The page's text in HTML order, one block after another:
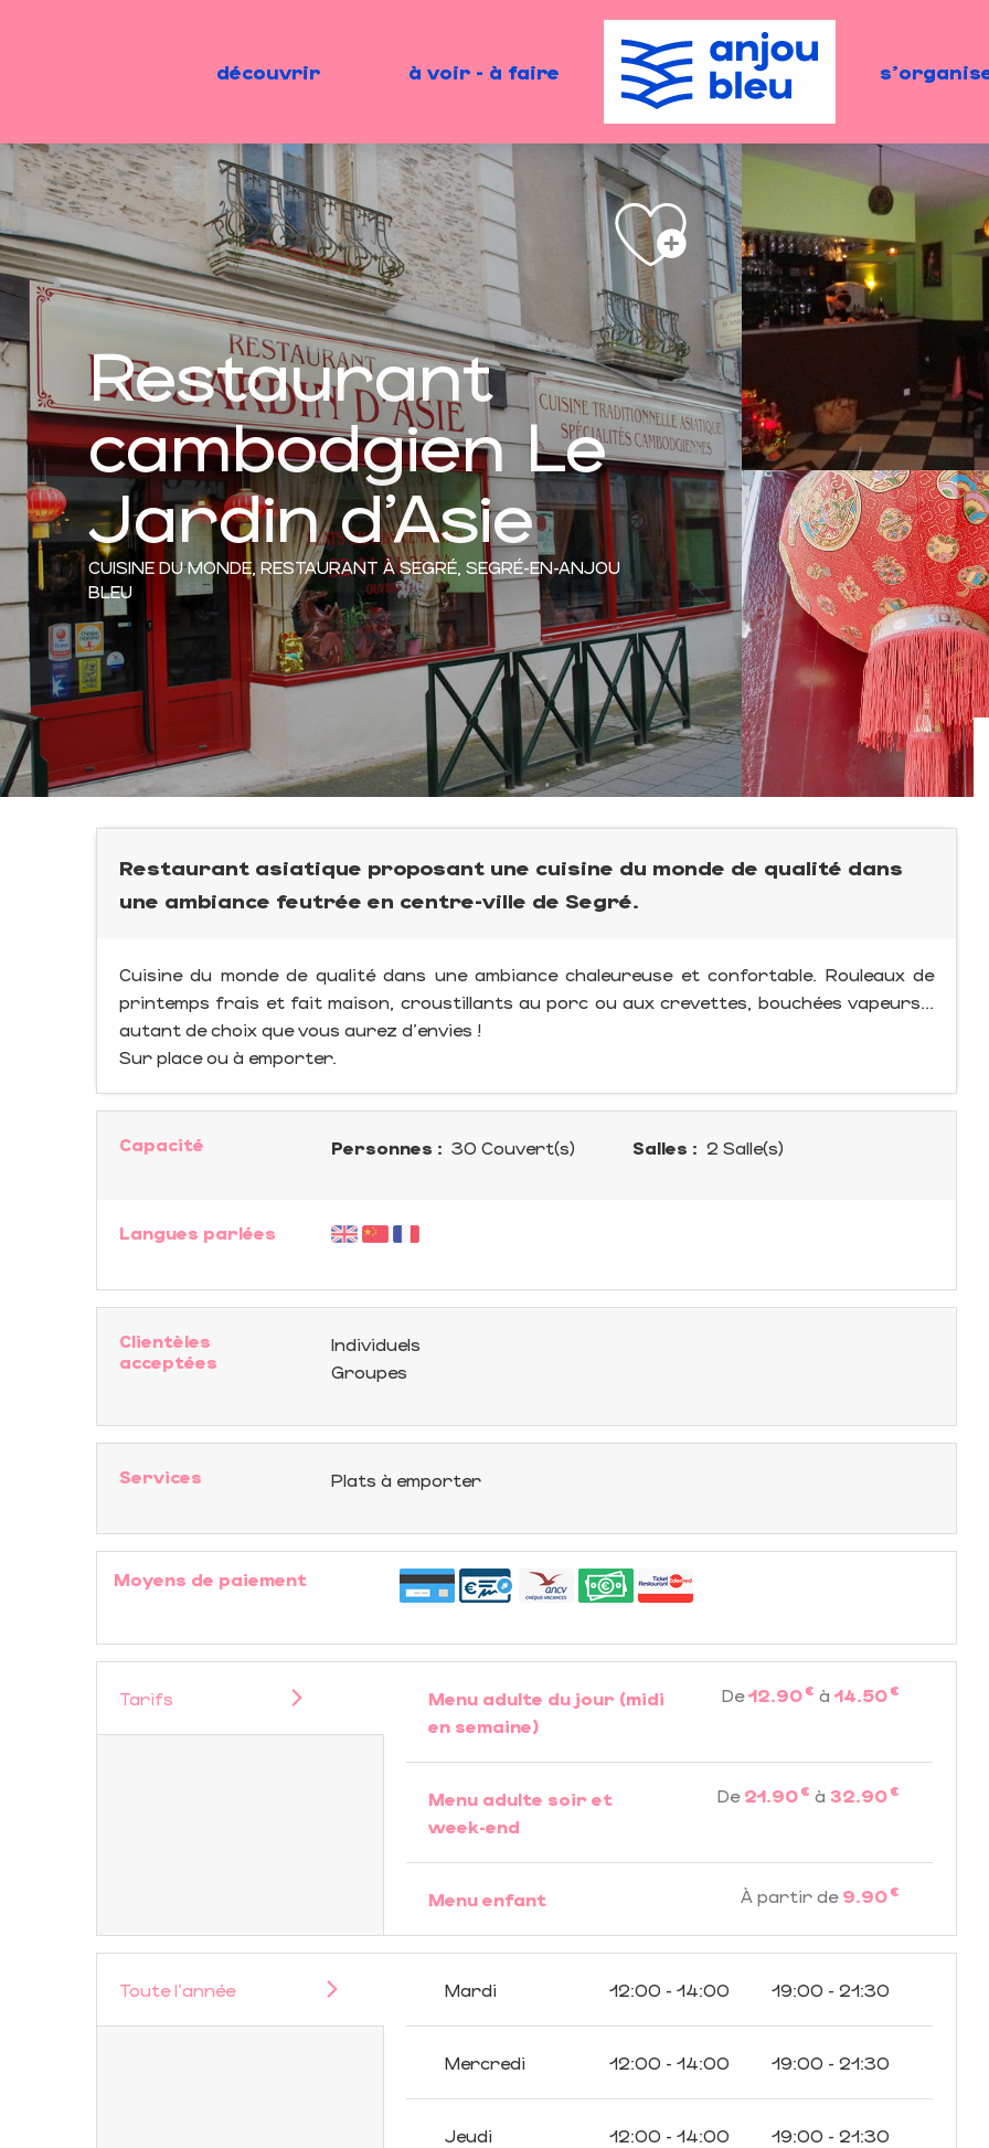
découvrir à voir - à faire
Restaurant
cambodgien Le
Jardin d'Asie
CUISINE DU MONDE, RESTAURANT À SEGRÉ, SEGRÉ-EN-ANJOU
BLEU
Restaurant asiatique proposant une cuisine du monde de qualité dans
une ambiance feutrée en centre-ville de Segré.
Cuisine du monde de qualité dans une ambiance chaleureuse et confortable. Rouleaux de
printemps frais et fait maison, croustillants au porc ou aux crevettes, bouchées vapeurs...
autant de choix que vous aurez d'envies !
Sur place ou à emporter.
Capacité Personnes : 30 Couvert(s) Salles : 2 Salle(s)
Langues parlées
Clientèles
acceptées
Individuels
Groupes
Services Plats à emporter
Moyens de paiement
Tarifs
Menu adulte du jour (midi
en semaine)
De12.90 € à14.50 €
Menu adulte soir et
week-end
De 21.90 € à32.90 €
Menu enfant À partir de 9.90 €
Toute l'année Mardi 12:00 - 14:00 19:00 - 21:30
Mercredi 12:00 - 14:00 19:00 - 21:30
Jeudi 12:00 - 14:00 19:00 - 21:30